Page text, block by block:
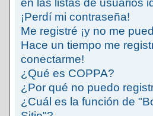
en las listas de usuarios
¡Perdí mi contraseña!
Me registré ¡y no me
Hace un tiempo me
conectarme!
¿Qué es COPPA?
¿Por qué no puedo
¿Cuál es la función de